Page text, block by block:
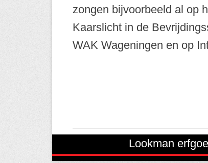
zongen bijvoorbeeld al op
Kaarslicht in de
WAK Wageningen en op
Lookman